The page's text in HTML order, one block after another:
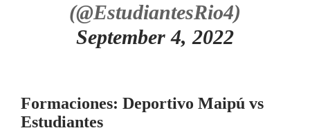
(@EstudiantesRio4)
September 4, 2022
Formaciones: Deportivo Maipú vs
Estudiantes